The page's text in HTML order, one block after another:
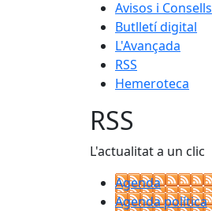
Avisos i Consells
Butlletí digital
L'Avançada
RSS
Hemeroteca
RSS
L'actualitat a un clic
Agenda
Agenda política